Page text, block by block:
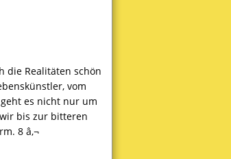
die Realitäten schön
vom
es nicht nur um
bis zur bitteren
8 â‚¬